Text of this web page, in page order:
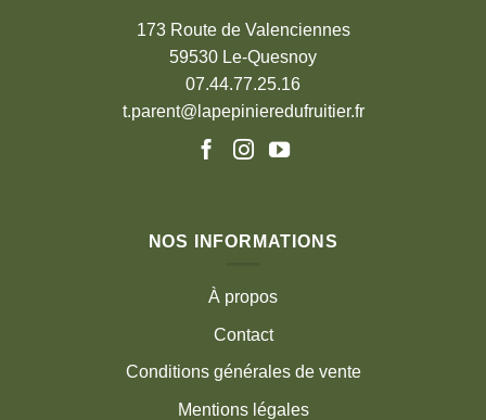
173 Route de Valenciennes
59530 Le-Quesnoy
07.44.77.25.16
t.parent@lapepinieredufruitier.fr
NOS INFORMATIONS
À propos
Contact
Conditions générales de vente
Mentions légales